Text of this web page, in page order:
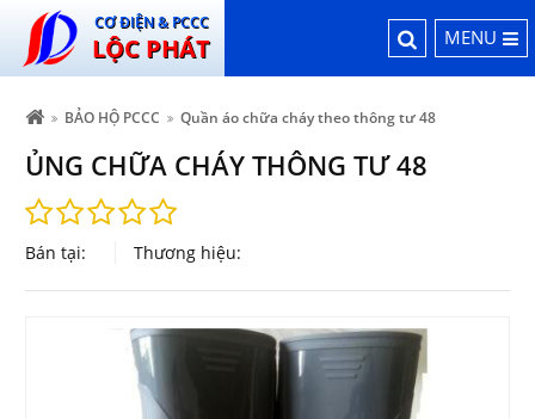
CƠ ĐIỆN & PCCC
LỘC PHÁT MENU
BẢO HỘ PCCC Quần áo chữa cháy theo thông tư 48
ỦNG CHỮA CHÁY THÔNG TƯ 48
Bán tại: Thương hiệu: